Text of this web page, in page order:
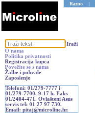
Razno |
Traži
O nama
Politika privatnosti
Registracija kupca
Povežite se s nama
Žalbe i pohvale
Zaposlenje
Telefoni: 01/279-7777 i
01/279-7700, 9-17 h. Faks
01/2404-471. Ovlašteni Asus
servis tel: 01 27 97 730.
Email: pitaj@microline.hr.